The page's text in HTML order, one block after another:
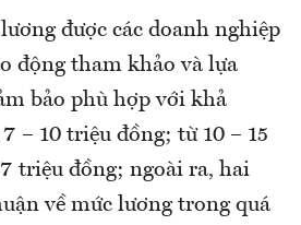
được các doanh nghiệp
động tham khảo và lựa
bảo phù hợp với khả
– 10 triệu đồng; từ 10 – 15
triệu đồng; ngoài ra, hai
về mức lương trong quá